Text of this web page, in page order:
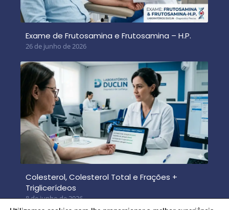
Exame de Frutosamina e Frutosamina – H.P.
26 de junho de 2026
Colesterol, Colesterol Total e Frações +
Triglicerídeos
8 de junho de 2026